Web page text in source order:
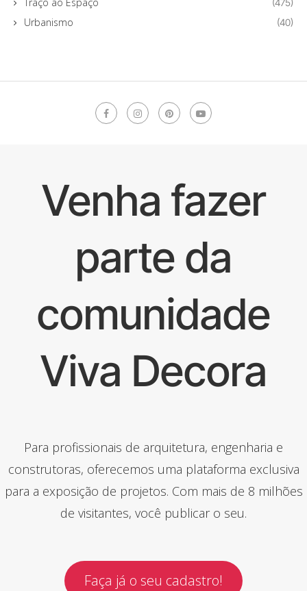
(475)
Urbanismo (40)
Venha fazer
parte da
comunidade
Viva Decora
Para profissionais de arquitetura, engenharia e
construtoras, oferecemos uma plataforma exclusiva
para a exposição de projetos. Com mais de 8 milhões
de visitantes, você publicar o seu.
Faça já o seu cadastro!